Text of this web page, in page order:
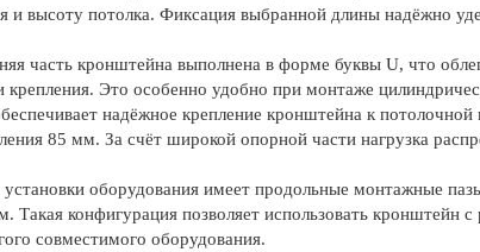
высоту потолка. Фиксация выбранной длины надёжно
часть кронштейна выполнена в форме буквы U, что
Это особенно удобно при монтаже
надёжное крепление кронштейна к
85 мм. За счёт широкой опорной части нагрузка
оборудования имеет продольные монтажные
конфигурация позволяет использовать кронштейн
совместимого оборудования.